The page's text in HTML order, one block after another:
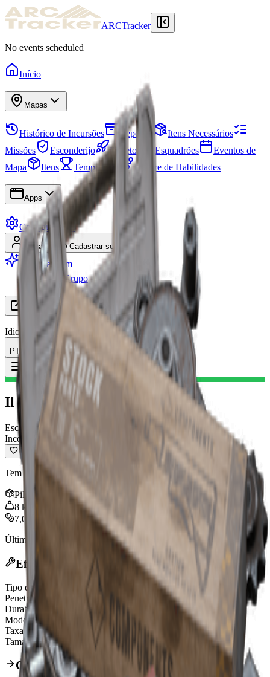
ARCTracker
No events scheduled
Início
Mapas
Histórico de Incursões Depósito
Itens Necessários
Missões
Esconderijo Projetos Esquadrões
Eventos de
Mapa
Itens Temporadas Árvore de Habilidades
Apps
Configurações
Entrar Cadastrar-se
Seja Premium
Procurando Grupo
Recursos
Idioma
PT Português
Toggle Menu Il Toro II
Il Toro II
Escopeta
Incomum
Tem grande dispersão de balas, queda acentuada e alto dano.
Pilha
8 kg
7,000
Última atualização
Mar 17, 2026
Efeitos
Tipo de munição
Shotgun Ammo
Penetração de armadura ARC Weak
Durabilidade
Modo de disparo
Pump-Action
Taxa de Disparo Aumentada
Tamanho do carregador 6
Caminho de Aprimoramento